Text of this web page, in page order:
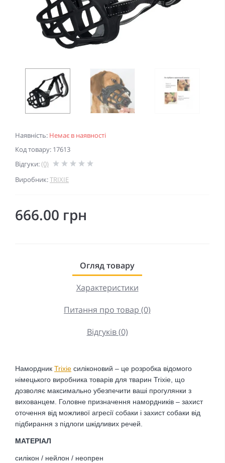
Наявність: Немає в наявності
Код товару: 17613
Відгуки:(0)
Виробник:TRIXIE
666.00 грн
Огляд товару
Характеристики
Питання про товар (0)
Відгуків (0)
Намордник Trixie силіконовий – це розробка відомого
німецького виробника товарів для тварин Trixie, що
дозволяє максимально убезпечити ваші прогулянки з
вихованцем. Головне призначення намордників – захист
оточення від можливої агресії собаки і захист собаки від
підбирання з підлоги шкідливих речей.
МАТЕРІАЛ
силікон / нейлон / неопрен